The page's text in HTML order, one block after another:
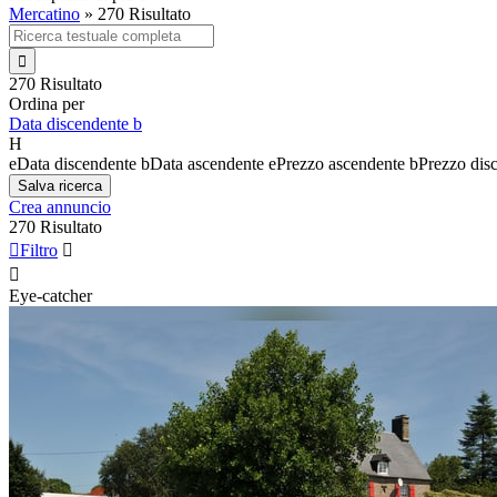
Mercatino » 270 Risultato

270 Risultato
Ordina per
Data discendente b
H
eData discendente bData ascendente ePrezzo ascendente bPrezzo
Salva ricerca
Crea annuncio
270 Risultato
Filtro 

Eye-catcher